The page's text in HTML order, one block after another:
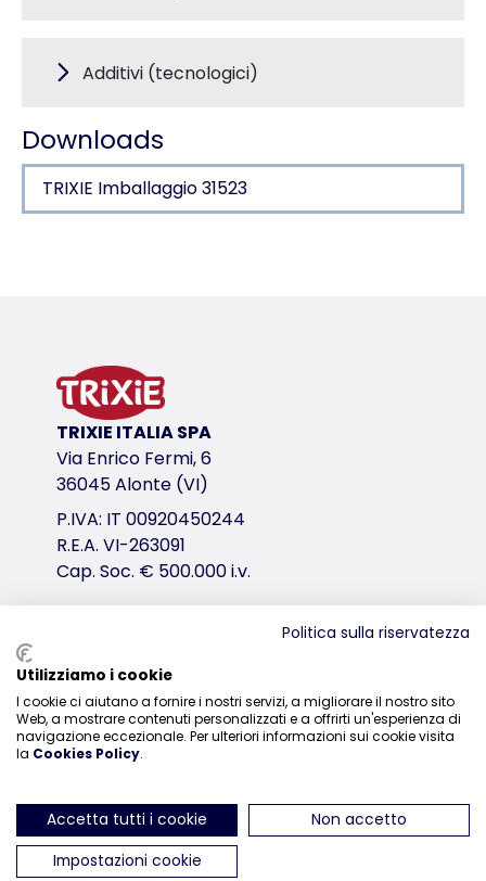
Additivi (tecnologici)
Downloads
TRIXIE Imballaggio 31523
variante di prodotto
variante di prodotto: numero unico del
Contenuto/Peso
500 gr.
Tipo di mangime
<table><tr><td><table><tr><td>Alimento
Composizione ed etichettatura
senza zuccheri aggiunti
Conservare in luogo fresco e asciutto.
Componenti Analitici
4.0 %
Tenore di umidità
18.0 %
TRIXIE ITALIA SPA
Via Enrico Fermi, 6
36045 Alonte (VI)
P.IVA: IT 00920450244
R.E.A. VI-263091
Cap. Soc. € 500.000 i.v.
Distribuzione
0444-835329
ci trovi su Instagram
ci trovi su Facebook
ci trovi su YouTube
ci trovi suci trovi su
Politica sulla riservatezza
Utilizziamo i cookie
I cookie ci aiutano a fornire i nostri servizi, a migliorare il nostro sito
Web, a mostrare contenuti personalizzati e a offrirti un'esperienza di
navigazione eccezionale. Per ulteriori informazioni sui cookie visita
la Cookies Policy.
Accetta tutti i cookie
Non accetto
Impostazioni cookie